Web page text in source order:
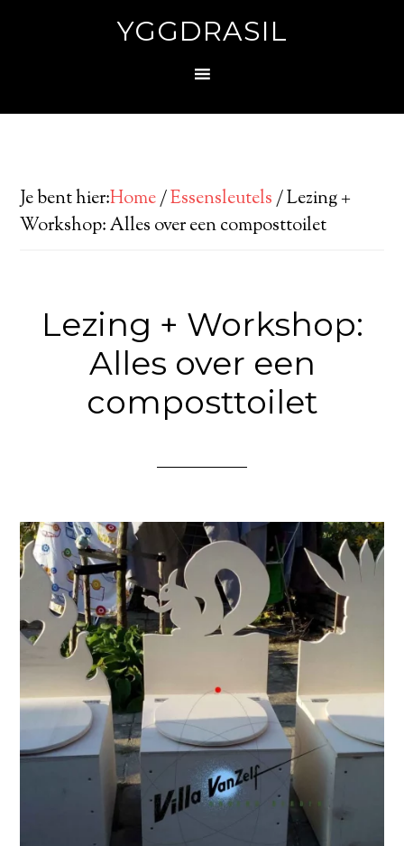
YGGDRASIL
Je bent hier:Home/Essensleutels/Lezing +
Workshop: Alles over een composttoilet
Lezing + Workshop:
Alles over een
composttoilet